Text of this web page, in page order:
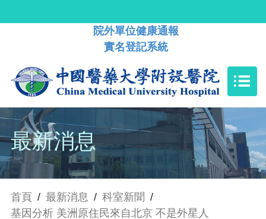
院外單位健康通報
實名登記系統
最新消息
首頁 / 最新消息 / 科室新聞 /
基因分析 美洲原住民來自北京 不是外星人